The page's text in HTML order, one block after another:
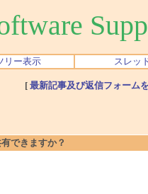
リー表示 スレッ
[ 最新記事及び返信フォーム
できますか？